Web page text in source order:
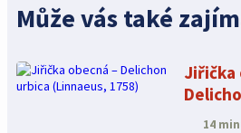
Může vás také
Jiřička
14